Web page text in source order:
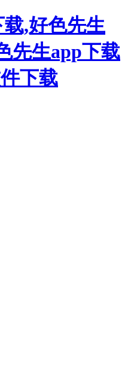
,好色先生
先生app下载
下载